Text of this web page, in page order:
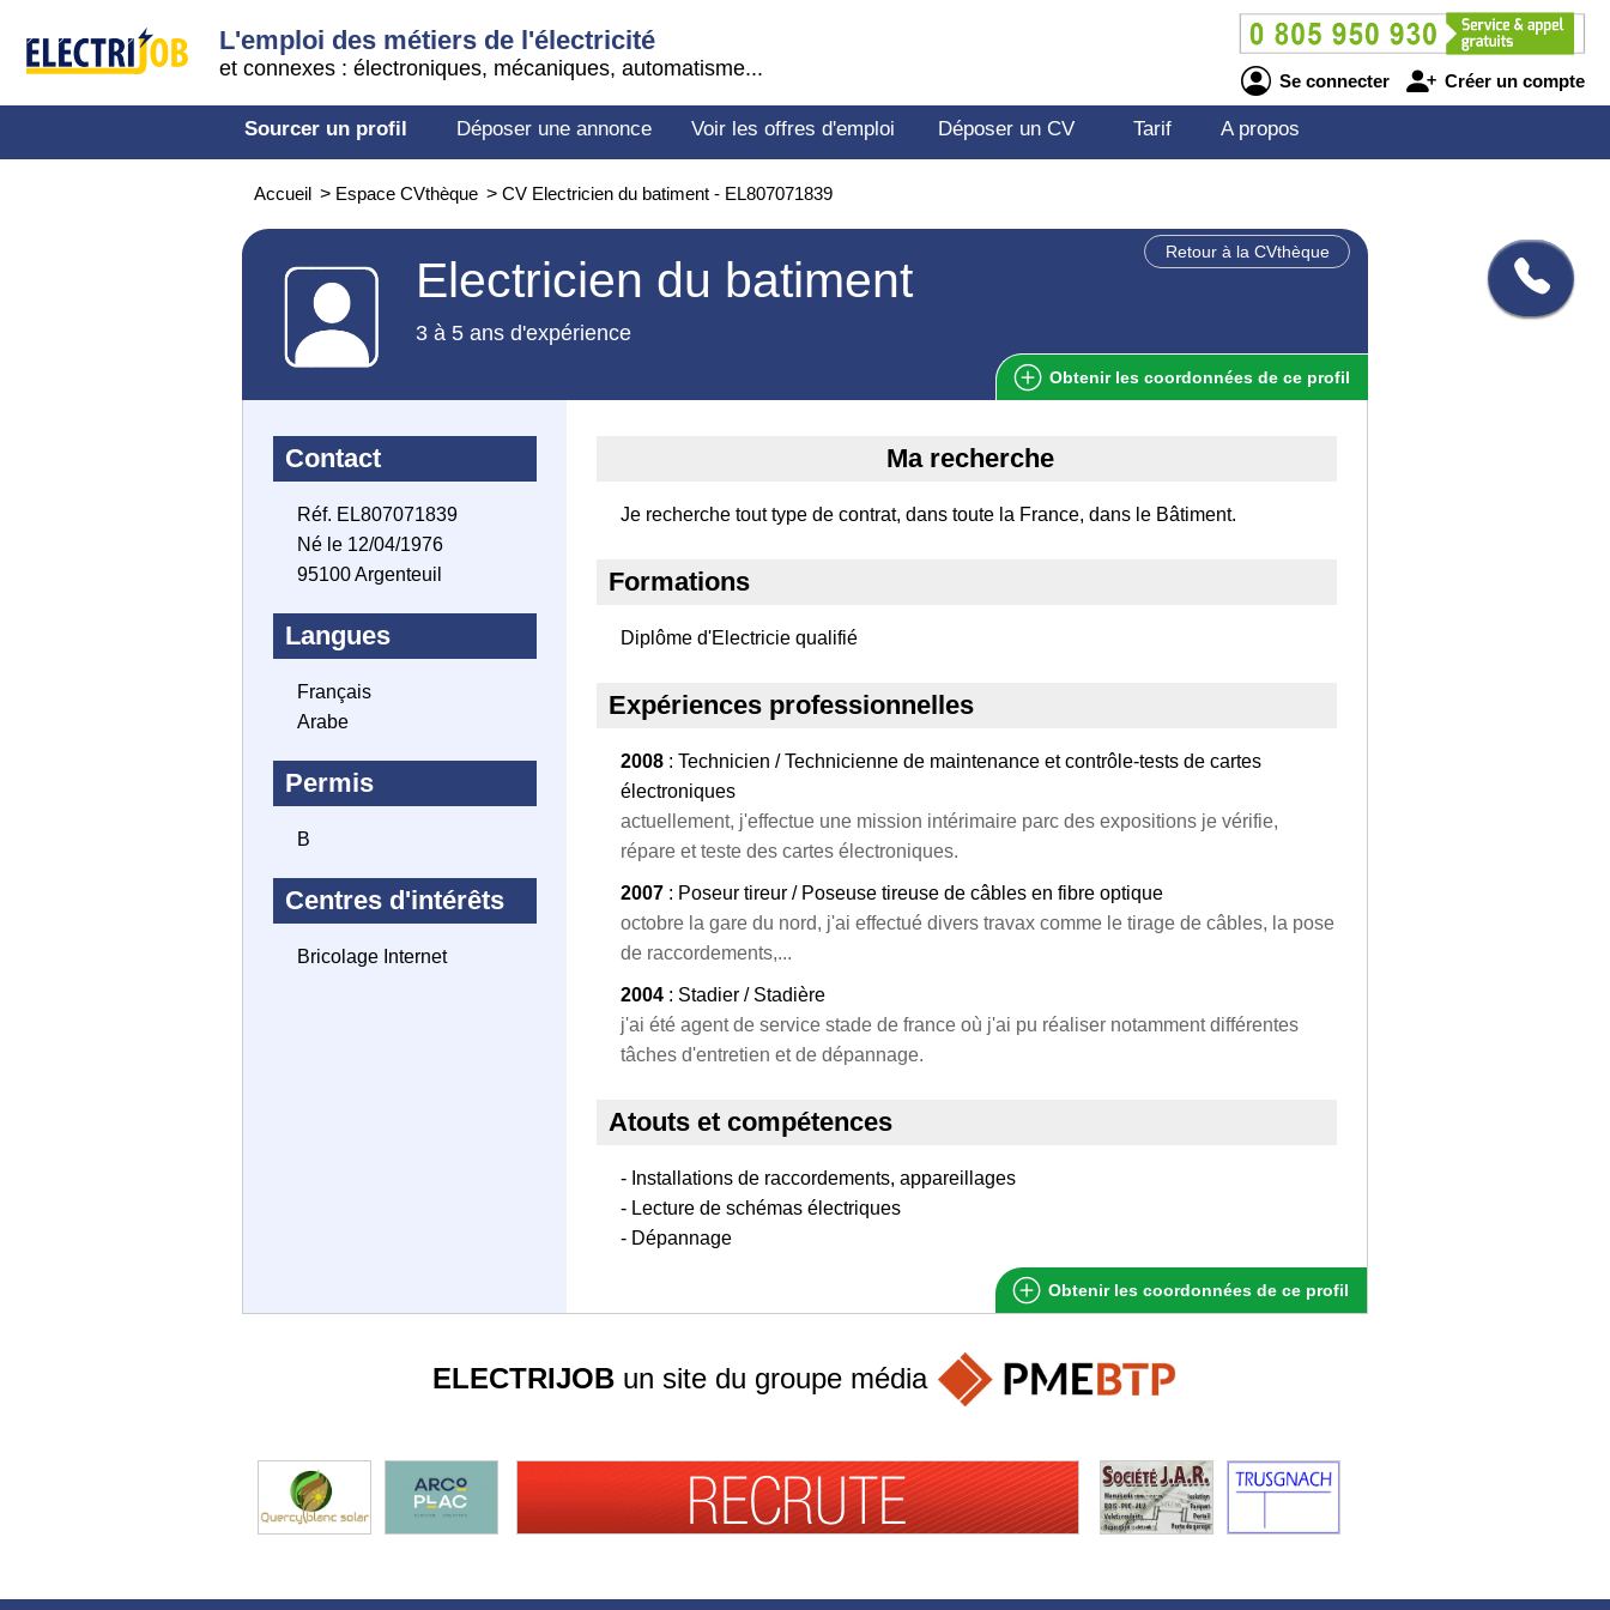
L'emploi des métiers de l'électricité
et connexes : électroniques, mécaniques, automatisme...
Se connecter Créer un compte
Sourcer un profil Déposer une annonce Voir les offres d'emploi Déposer un CV Tarif A propos
Accueil > Espace CVthèque > CV Electricien du batiment - EL807071839
Retour à la CVthèque
Electricien du batiment
3 à 5 ans d'expérience
Obtenir les coordonnées de ce profil
Contact
Réf. EL807071839
Né le 12/04/1976
95100 Argenteuil
Langues
Français
Arabe
Permis
B
Centres d'intérêts
Bricolage Internet
Ma recherche
Je recherche tout type de contrat, dans toute la France, dans le Bâtiment.
Formations
Diplôme d'Electricie qualifié
Expériences professionnelles
2008 : Technicien / Technicienne de maintenance et contrôle-tests de cartes
électroniques
actuellement, j'effectue une mission intérimaire parc des expositions je vérifie,
répare et teste des cartes électroniques.
2007 : Poseur tireur / Poseuse tireuse de câbles en fibre optique
octobre la gare du nord, j'ai effectué divers travax comme le tirage de câbles, la pose
de raccordements,...
2004 : Stadier / Stadière
j'ai été agent de service stade de france où j'ai pu réaliser notamment différentes
tâches d'entretien et de dépannage.
Atouts et compétences
- Installations de raccordements, appareillages
- Lecture de schémas électriques
- Dépannage
Obtenir les coordonnées de ce profil
ELECTRIJOBun site du groupe média